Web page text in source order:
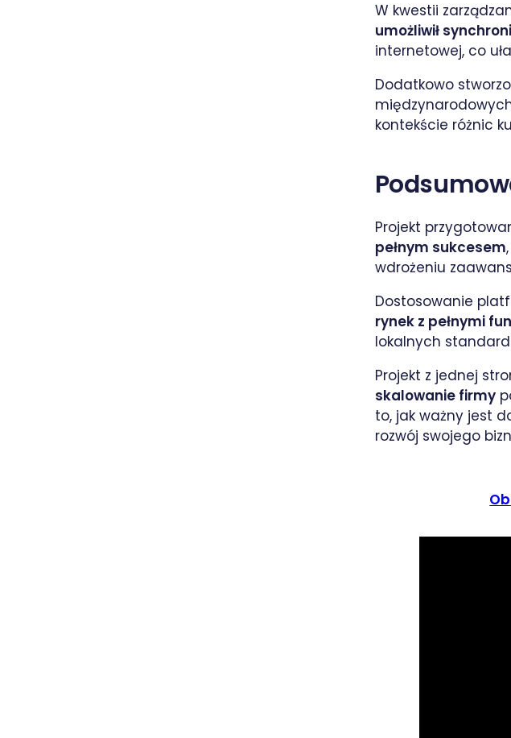
W kwestii
umożliwił
internetowej, co
Dodatkowo
kontekście różnic
Projekt
pełnym sukcesem
wdrożeniu
Dostosowanie
rynek z pełnymi
lokalnych
Projekt z jednej
skalowanie firmy
to, jak ważny jest
rozwój swojego